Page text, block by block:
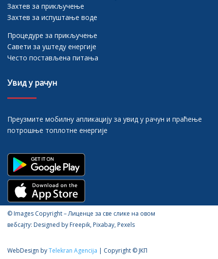
Захтев за прикључење
Захтев за испуштање воде
Процедуре за прикључење
Савети за уштеду енергије
Често постављена питања
Увид у рачун
Преузмите мобилну апликацију за увид у рачун и праћење
потрошње топлотне енергије
© Images Copyright – Лиценце за све слике на овом
вебсајту: Designed by Freepik, Pixabay, Pexels
WebDesign byTelekran Agencija | Copyright © ЈКП